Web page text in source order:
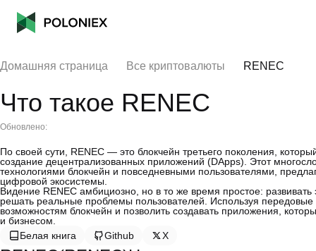
Домашняя страница Все криптовалюты RENEC
Что такое RENEC
Обновлено:
По своей сути, RENEC — это блокчейн третьего поколения,
создание децентрализованных приложений (DApps). Этот
технологиями блокчейн и повседневными пользователями,
цифровой экосистемы.
Видение RENEC амбициозно, но в то же время простое:
решать реальные проблемы пользователей. Используя передовые
возможностям блокчейн и позволить создавать приложения,
и бизнесом.
Белая книга
Github X